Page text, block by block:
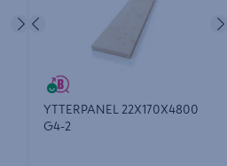
NästaFöregående
YTTERPANEL 22X170X4800
G4-2